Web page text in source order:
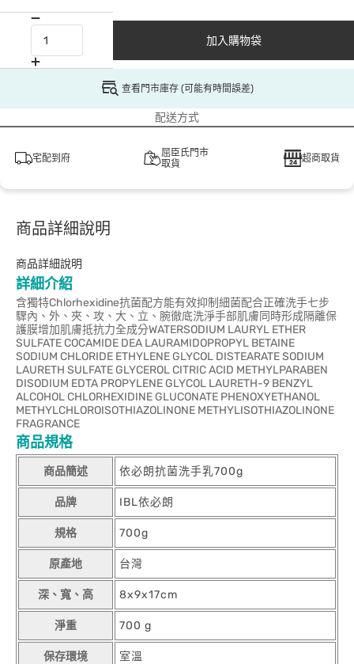
加入購物袋
查看門市庫存 (可能有時間誤差)
配送方式
宅配到府
屈臣氏門市
取貨
超商取貨
商品詳細說明
商品詳細說明
詳細介紹
含獨特Chlorhexidine抗菌配方能有效抑制細菌配合正確洗手七步
驟內、外、夾、攻、大、立、腕徹底洗淨手部肌膚同時形成隔離保
護膜增加肌膚抵抗力全成分WATERSODIUM LAURYL ETHER
SULFATE COCAMIDE DEA LAURAMIDOPROPYL BETAINE
SODIUM CHLORIDE ETHYLENE GLYCOL DISTEARATE SODIUM
LAURETH SULFATE GLYCEROL CITRIC ACID METHYLPARABEN
DISODIUM EDTA PROPYLENE GLYCOL LAURETH-9 BENZYL
ALCOHOL CHLORHEXIDINE GLUCONATE PHENOXYETHANOL
METHYLCHLOROISOTHIAZOLINONE METHYLISOTHIAZOLINONE
FRAGRANCE
商品規格
商品簡述 依必朗抗菌洗手乳700g
品牌 IBL依必朗
規格 700g
原產地 台灣
深、寬、高 8x9x17cm
淨重 700 g
保存環境 室溫